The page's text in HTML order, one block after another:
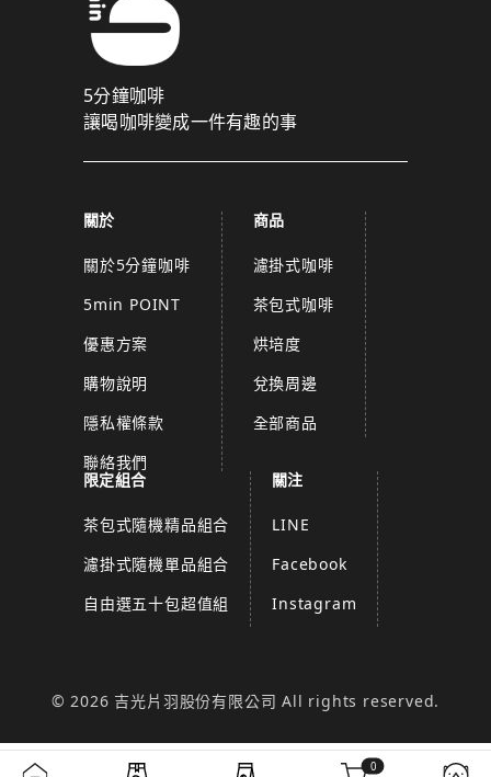
5分鐘咖啡
讓喝咖啡變成一件有趣的事
關於
關於5分鐘咖啡
5min POINT
優惠方案
購物說明
隱私權條款
聯絡我們
商品
濾掛式咖啡
茶包式咖啡
烘培度
兌換周邊
全部商品
限定組合
茶包式隨機精品組合
濾掛式隨機單品組合
自由選五十包超值組
關注
LINE
Facebook
Instagram
© 2026 吉光片羽股份有限公司 All rights reserved.
0
取消